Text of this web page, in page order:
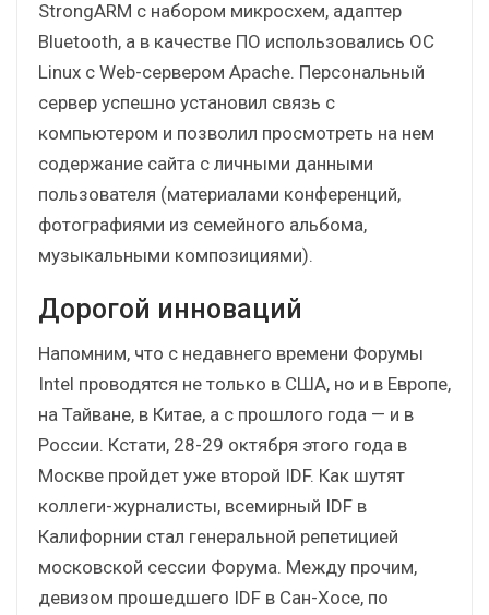
StrongARM с набором микросхем, адаптер
Bluetooth, а в качестве ПО использовались OC
Linux с Web-сервером Apache. Персональный
сервер успешно установил связь с
компьютером и позволил просмотреть на нем
содержание сайта с личными данными
пользователя (материалами конференций,
фотографиями из семейного альбома,
музыкальными композициями).
Дорогой инноваций
Напомним, что с недавнего времени Форумы
Intel проводятся не только в США, но и в Европе,
на Тайване, в Китае, а с прошлого года — и в
России. Кстати, 28-29 октября этого года в
Москве пройдет уже второй IDF. Как шутят
коллеги-журналисты, всемирный IDF в
Калифорнии стал генеральной репетицией
московской сессии Форума. Между прочим,
девизом прошедшего IDF в Сан-Хосе, по